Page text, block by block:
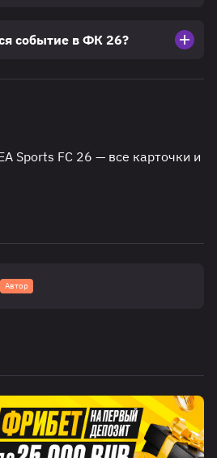
событие в ФК 26?
Sports FC 26 — все карточки и
Автор